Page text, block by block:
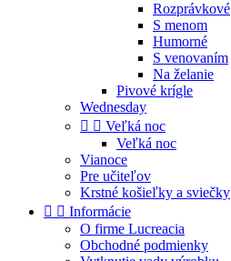
Rozprávkové
S menom
Humorné
S venovaním
Na želanie
Pivové krígle
Wednesday
  Veľká noc
Veľká noc
Vianoce
Pre učiteľov
Krstné košieľky a sviečky
  Informácie
O firme Lucreacia
Obchodné podmienky